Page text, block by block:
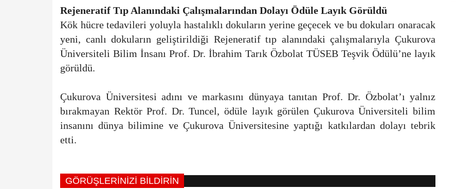
Rejeneratif Tıp Alanındaki Çalışmalarından Dolayı Ödüle Layık Görüldü
Kök hücre tedavileri yoluyla hastalıklı dokuların yerine geçecek ve bu dokuları onaracak
yeni, canlı dokuların geliştirildiği Rejeneratif tıp alanındaki çalışmalarıyla Çukurova
Üniversiteli Bilim İnsanı Prof. Dr. İbrahim Tarık Özbolat TÜSEB Teşvik Ödülü’ne layık
görüldü.
Çukurova Üniversitesi adını ve markasını dünyaya tanıtan Prof. Dr. Özbolat’ı yalnız
bırakmayan Rektör Prof. Dr. Tuncel, ödüle layık görülen Çukurova Üniversiteli bilim
insanını dünya bilimine ve Çukurova Üniversitesine yaptığı katkılardan dolayı tebrik
etti.
GÖRÜŞLERINIZI BILDIRIN